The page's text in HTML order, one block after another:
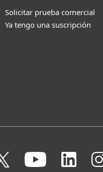
Solicitar prueba comercial
Ya tengo una suscripción